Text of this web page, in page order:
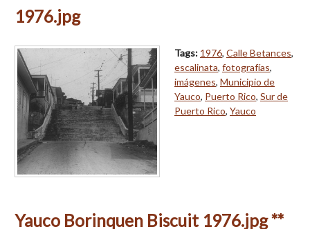
1976.jpg
Tags: 1976, Calle Betances,
escalinata, fotografías,
imágenes, Municipio de
Yauco, Puerto Rico, Sur de
Puerto Rico, Yauco
Yauco Borinquen Biscuit 1976.jpg **